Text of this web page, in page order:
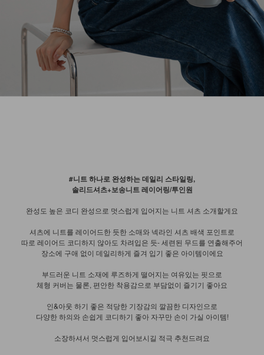
#니트 하나로 완성하는 데일리 스타일링,
솔리드셔츠+보송니트 레이어링/투인원
완성도 높은 코디 완성으로 멋스럽게 입어지는 니트 셔츠 소개할게요
셔츠에 니트를 레이어드한 듯한 소매와 넥라인 셔츠 배색 포인트로
따로 레이어드 코디하지 않아도 차려입은 듯- 세련된 무드를 연출해주어
장소에 구애 없이 데일리하게 즐겨 입기 좋은 아이템이에요
부드러운 니트 소재에 루즈하게 떨어지는 여유있는 핏으로
체형 커버는 물론, 편안한 착용감으로 부담없이 즐기기 좋아요
인&아웃 하기 좋은 적당한 기장감의 깔끔한 디자인으로
다양한 하의와 손쉽게 코디하기 좋아 자꾸만 손이 가실 아이템!
소장하셔서 멋스럽게 입어보시길 적극 추천드려요